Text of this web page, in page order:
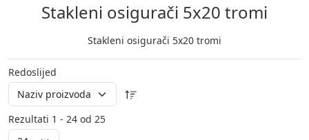
Stakleni osigurači 5x20 tromi
Stakleni osigurači 5x20 tromi
Redoslijed
Rezultati 1 - 24 od 25